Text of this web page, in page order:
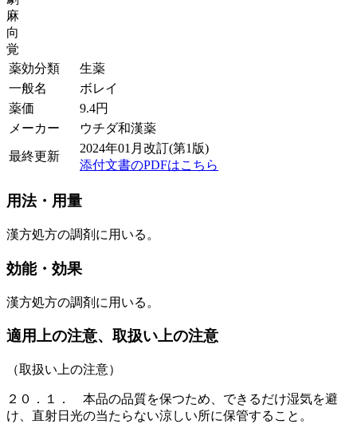
麻
向
覚
薬効分類
生薬
一般名
ボレイ
薬価
9.4円
メーカー
ウチダ和漢薬
最終更新
2024年01月改訂(第1版)
添付文書のPDFはこちら
用法・用量
漢方処方の調剤に用いる。
効能・効果
漢方処方の調剤に用いる。
適用上の注意、取扱い上の注意
（取扱い上の注意）
２０．１． 本品の品質を保つため、できるだけ湿気を避
け、直射日光の当たらない涼しい所に保管すること。